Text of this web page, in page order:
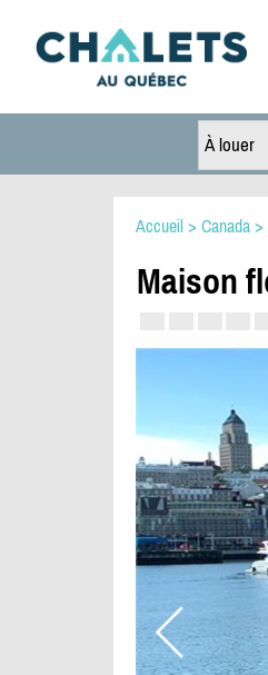
À louer
Accueil > Canada >
Maison